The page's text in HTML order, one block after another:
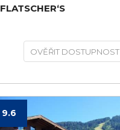
FLATSCHER‘S
OVĚŘIT DOSTUPNOST
9.6